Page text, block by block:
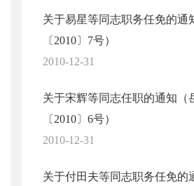
关于易星等同志职务任免的通
〔2010〕7号）
2010-12-31
关于宋辉等同志任职的通知（
〔2010〕6号）
2010-12-31
关于付田夫等同志职务任免的